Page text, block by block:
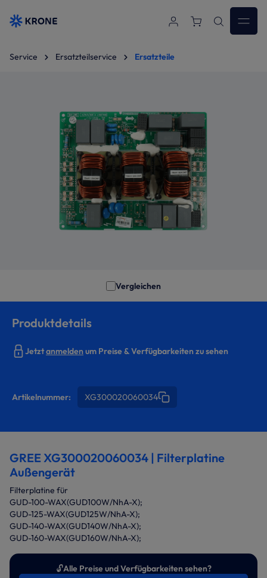
Zum Hauptinhalt springen
Service Ersatzteilservice Ersatzteile
Vergleichen
Produktdetails
Jetztanmeldenum Preise & Verfügbarkeiten zu sehen
Artikelnummer: XG300020060034
GREE XG300020060034 | Filterplatine
Außengerät
Filterplatine für
GUD-100-WAX(GUD100W/NhA-X);
GUD-125-WAX(GUD125W/NhA-X);
GUD-140-WAX(GUD140W/NhA-X);
GUD-160-WAX(GUD160W/NhA-X);
🔓Alle Preise und Verfügbarkeiten sehen?